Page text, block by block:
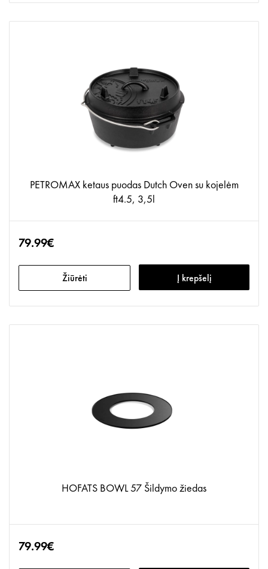
PETROMAX ketaus puodas Dutch Oven su kojelėm
ft4.5, 3,5l
79.99€
Žiūrėti Į krepšelį
HOFATS BOWL 57 Šildymo žiedas
79.99€